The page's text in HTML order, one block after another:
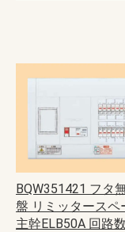
BQW351421 フタ
盤 リミッタースペ
主幹ELB50A 回路